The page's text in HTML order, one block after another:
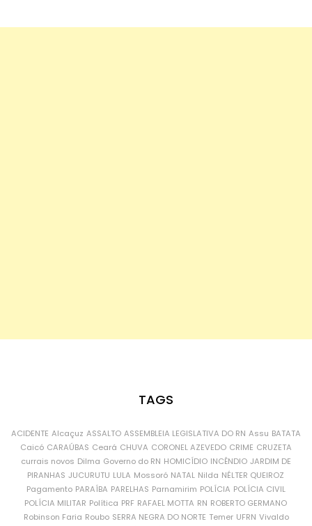
TAGS
ACIDENTE Alcaçuz ASSALTO ASSEMBLEIA LEGISLATIVA DO RN Assu BATATA
Caicó CARAÚBAS Ceará CHUVA CORONEL AZEVEDO CRIME CRUZETA
currais novos Dilma Governo do RN HOMICÍDIO INCÊNDIO JARDIM DE
PIRANHAS JUCURUTU LULA Mossoró NATAL Nilda NÉLTER QUEIROZ
Pagamento PARAÍBA PARELHAS Parnamirim POLÍCIA POLÍCIA CIVIL
POLÍCIA MILITAR Política PRF RAFAEL MOTTA RN ROBERTO GERMANO
Robinson Faria Roubo SERRA NEGRA DO NORTE Temer UFRN Vivaldo